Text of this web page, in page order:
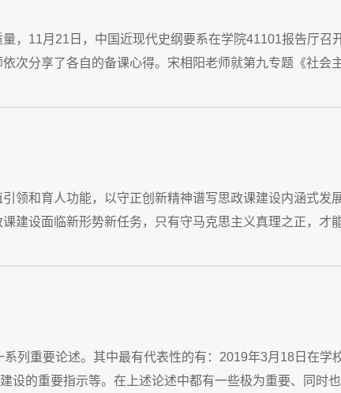
，11月21日，中国近现代史纲要系在学院41101报告厅召
次分享了各自的备课心得。宋相阳老师就第九专题《社会
领和育人功能，以守正创新精神谱写思政课建设内涵式发
建设面临新形势新任务，只有守马克思主义真理之正，才
系列重要论述。其中最有代表性的有：2019年3月18日在学
设的重要指示等。在上述论述中都有一些极为重要、同时